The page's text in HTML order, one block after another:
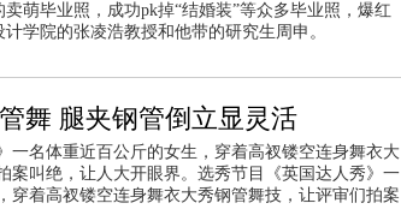
萌毕业照，成功pk掉“结婚装”等众多毕业照，爆红
学院的张凌浩教授和他带的研究生周申。
舞 腿夹钢管倒立显灵活
一名体重近百公斤的女生，穿着高衩镂空连身舞衣大
案叫绝，让人大开眼界。选秀节目《英国达人秀》一
穿着高衩镂空连身舞衣大秀钢管舞技，让评审们拍案